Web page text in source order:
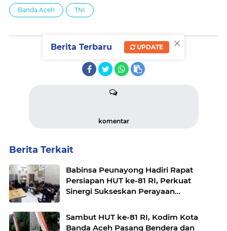
Banda Aceh TNI
komentar
Berita Terkait
Babinsa Peunayong Hadiri Rapat
Persiapan HUT ke-81 RI, Perkuat
Sinergi Sukseskan Perayaan
Sambut HUT ke-81 RI, Kodim Kota
Banda Aceh Pasang Bendera dan
×
Berita Terbaru UPDATE